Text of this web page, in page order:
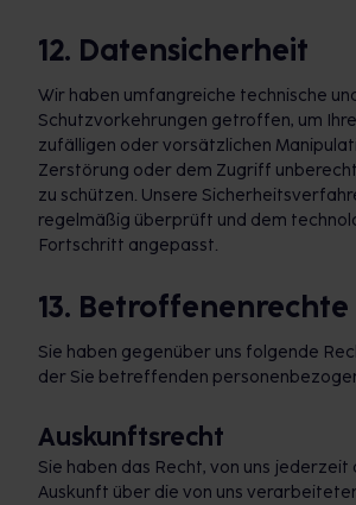
12. Datensicherheit
Wir haben umfangreiche technische
Schutzvorkehrungen getroffen, um
zufälligen oder vorsätzlichen
Zerstörung oder dem Zugriff
zu schützen. Unsere
regelmäßig überprüft und dem
Fortschritt angepasst.
13. Betroffenenrechte
Sie haben gegenüber uns folgende
der Sie betreffenden
Auskunftsrecht
Sie haben das Recht, von uns jederzeit
Auskunft über die von uns